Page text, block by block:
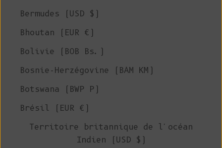
Bermudes (USD $)
Bhoutan (EUR €)
Bolivie (BOB Bs.)
Bosnie-Herzégovine (BAM КМ)
Botswana (BWP P)
Brésil (EUR €)
Territoire britannique de l'océan
Indien (USD $)